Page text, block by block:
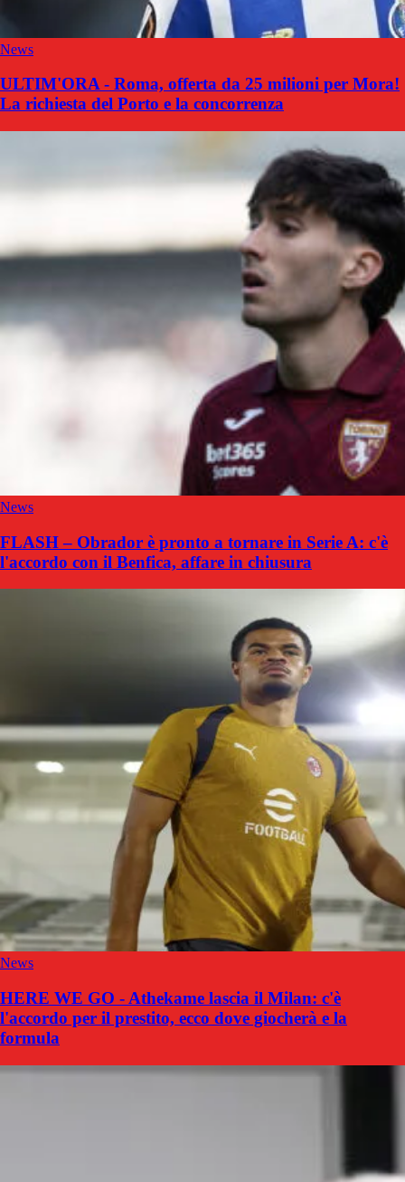
News
ULTIM'ORA - Roma, offerta da 25 milioni per Mora!
La richiesta del Porto e la concorrenza
News
FLASH – Obrador è pronto a tornare in Serie A: c'è
l'accordo con il Benfica, affare in chiusura
News
HERE WE GO - Athekame lascia il Milan: c'è
l'accordo per il prestito, ecco dove giocherà e la
formula